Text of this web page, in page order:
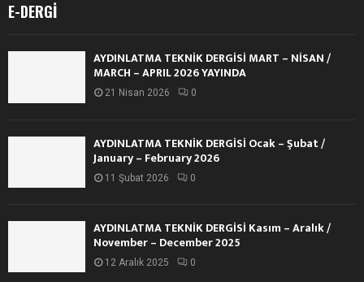
E-DERGI
AYDINLATMA TEKNİK DERGİSİ MART – NİSAN /
MARCH – APRIL 2026 YAYINDA
21 Nisan 2026 0
AYDINLATMA TEKNİK DERGİSİ Ocak – Şubat /
January – February 2026
11 Şubat 2026 0
AYDINLATMA TEKNİK DERGİSİ Kasım – Aralık /
November – December 2025
12 Aralık 2025 0